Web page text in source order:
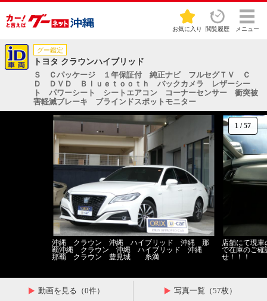
お気に入り 閲覧履歴 メニュー
グー鑑定
トヨタ クラウンハイブリッド
Ｓ Ｃパッケージ １年保証付 純正ナビ フルセグＴＶ Ｃ
Ｄ ＤＶＤ Ｂｌｕｅｔｏｏｔｈ バックカメラ レザーシー
ト パワーシート シートエアコン コーナーセンサー 衝突被
害軽減ブレーキ ブラインドスポットモニター
1 /57
沖縄 クラウン 沖縄 ハイブリッド 沖縄 那
覇沖縄 クラウン 沖縄 ハイブリッド 沖縄
那覇 クラウン 豊見城 糸満
店舗にて現
で在庫のご確
せ！！！
動画を見る（0件） 写真一覧（57枚）